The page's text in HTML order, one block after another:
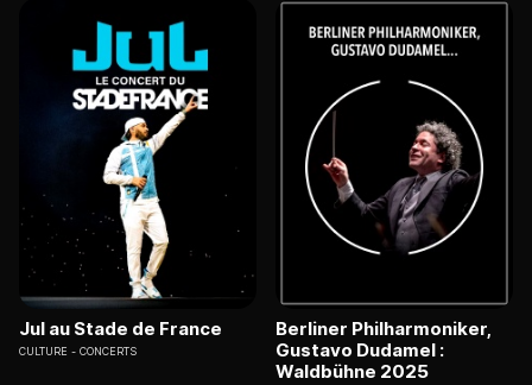
Jul au Stade de France
CULTURE CONCERTS
Berliner Philharmoniker,
Gustavo Dudamel :
Waldbühne 2025